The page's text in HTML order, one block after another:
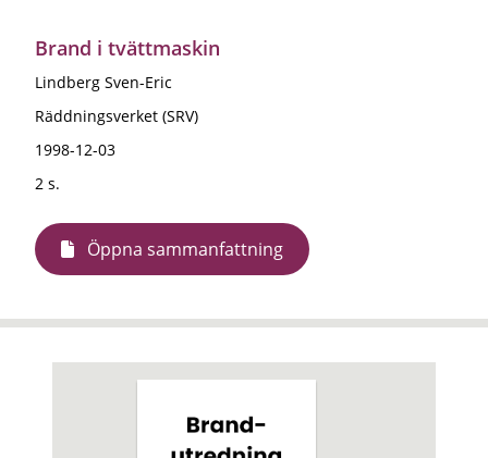
Brand i tvättmaskin
Lindberg Sven-Eric
Räddningsverket (SRV)
1998-12-03
2 s.
Öppna sammanfattning